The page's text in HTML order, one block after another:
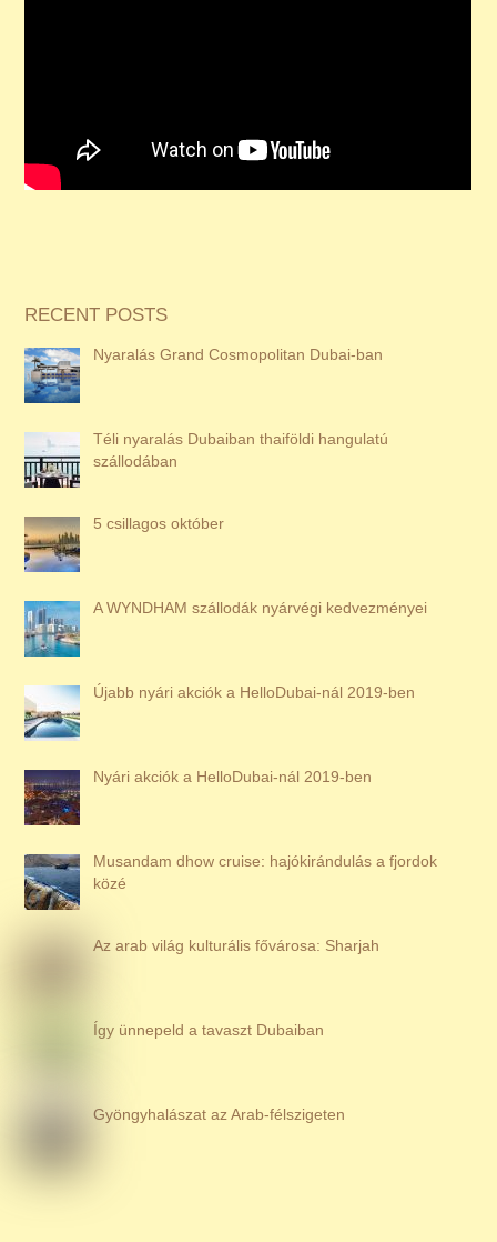
RECENT POSTS
Nyaralás Grand Cosmopolitan Dubai-ban
Téli nyaralás Dubaiban thaiföldi hangulatú
szállodában
5 csillagos október
A WYNDHAM szállodák nyárvégi kedvezményei
Újabb nyári akciók a HelloDubai-nál 2019-ben
Nyári akciók a HelloDubai-nál 2019-ben
Musandam dhow cruise: hajókirándulás a fjordok
közé
Az arab világ kulturális fővárosa: Sharjah
Így ünnepeld a tavaszt Dubaiban
Gyöngyhalászat az Arab-félszigeten